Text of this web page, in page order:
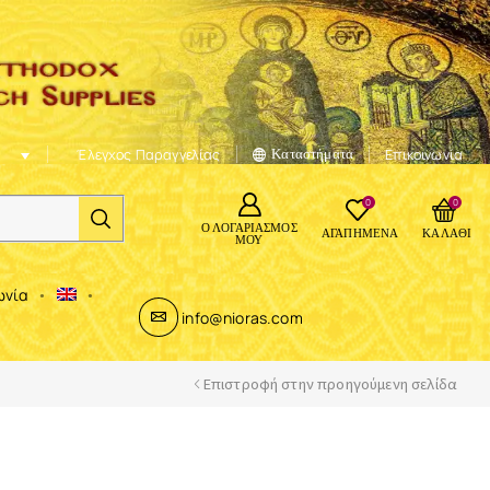
Έλεγχος Παραγγελίας Καταστήματα Επικοινωνία
Ο ΛΟΓΑΡΙΑΣΜΌΣ
ΜΟΥ
0
ΑΓΑΠΗΜΈΝΑ
0
ΚΑΛΆΘΙ
info@nioras.com
Επιστροφή στην προηγούμενη σελίδα